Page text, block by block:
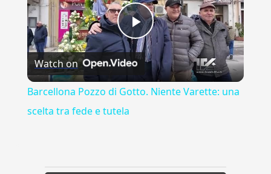
Play
Video
Watch on
Barcellona Pozzo di Gotto. Niente Varette: una
scelta tra fede e tutela